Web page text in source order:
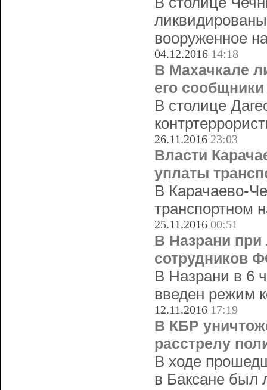
вооруженное
04.12.2016 14:18
В Махачкале
его сообщники
В столице
26.11.2016 23:03
Власти
уплаты
В Карачаево-
транспортном
25.11.2016 00:51
В Назрани при
сотрудников
В Назрани в 6
введен режим
12.11.2016 17:19
В КБР
расстрелу
В ходе
в Баксане был